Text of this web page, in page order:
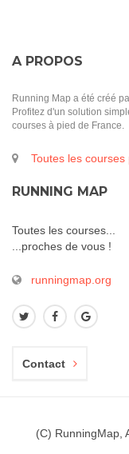
A PROPOS
Running Map a été créé
Profitez d'un solution
courses à pied de France.
Toutes les courses
RUNNING MAP
Toutes les courses...
...proches de vous !
runningmap.org
Contact
(C) RunningMap,